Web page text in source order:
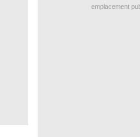
: Mavuba n'est
emplacement